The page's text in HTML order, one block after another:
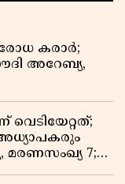
കരാർ;
അറേബ്യ,
വെടിയേറ്റത്;
മരണസംഖ്യ 7;